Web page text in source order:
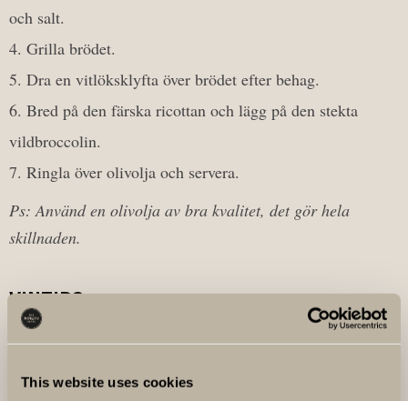
This website uses cookies
och salt.
Grilla brödet.
Dra en vitlöksklyfta över brödet efter behag.
Bred på den färska ricottan och lägg på den stekta
vildbroccolin.
Ringla över olivolja och servera.
Ps: Använd en olivolja av bra kvalitet, det gör hela
skillnaden.
VINTIPS:
Bianco di Stella, ett vitt vin från Toscana framställt av de
lokala druvsorterna Trebbiano och Malvasia. Friskt och